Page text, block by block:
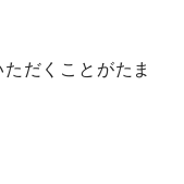
だくことがたま